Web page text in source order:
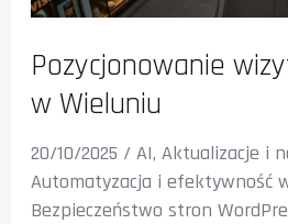
Pozycjonowanie
w Wieluniu
20/10/2025 /AI,Aktualizacje i
Automatyzacja i efektywność
Bezpieczeństwo stron